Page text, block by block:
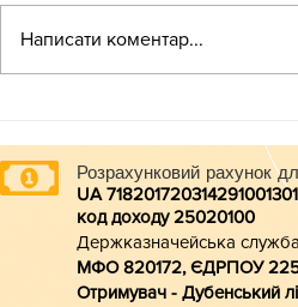
Написати коментар...
Розрахунковий рахунок
UA
код доходу 25020100
Держказначейська
МФО 820172, ЄДРПОУ
Отримувач - Дубенський